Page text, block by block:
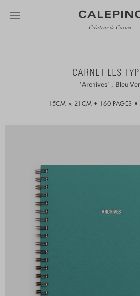
Créateur de Carnets
CARNET LES
Archives Bleu-
15CM × 21CM 160 PAGES